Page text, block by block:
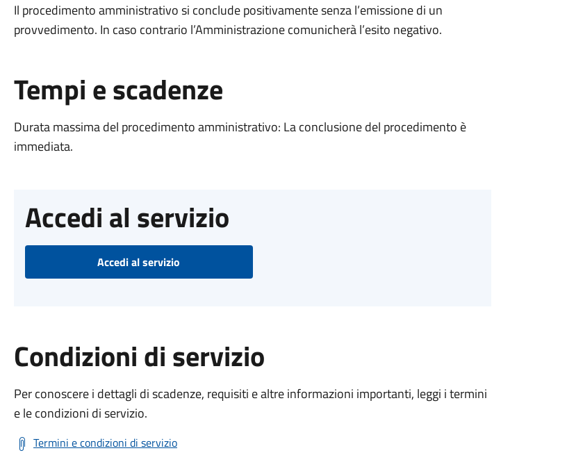
Il procedimento amministrativo si conclude positivamente senza l’emissione di un
provvedimento. In caso contrario l’Amministrazione comunicherà l’esito negativo.
Tempi e scadenze
Durata massima del procedimento amministrativo: La conclusione del procedimento è
immediata.
Accedi al servizio
Accedi al servizio
Condizioni di servizio
Per conoscere i dettagli di scadenze, requisiti e altre informazioni importanti, leggi i termini
e le condizioni di servizio.
Termini e condizioni di servizio